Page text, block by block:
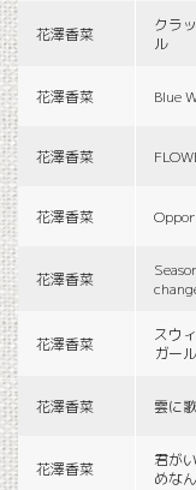
花澤香菜
クラ
ル
花澤香菜 Blue
花澤香菜
花澤香菜
花澤香菜
花澤香菜
スウ
ガール
花澤香菜 雲に
花澤香菜
君が
めな